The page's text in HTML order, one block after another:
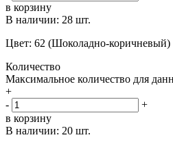
в корзину
В наличии: 28 шт.
Цвет: 62 (Шоколадно-коричневый)
Количество
Максимальное количество для
+
-
+
в корзину
В наличии: 20 шт.